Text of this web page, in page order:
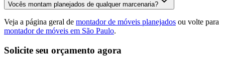
Vocês montam planejados de qualquer marcenaria?
Veja a página geral de montador de móveis planejados ou volte para
montador de móveis em São Paulo.
Solicite seu orçamento agora